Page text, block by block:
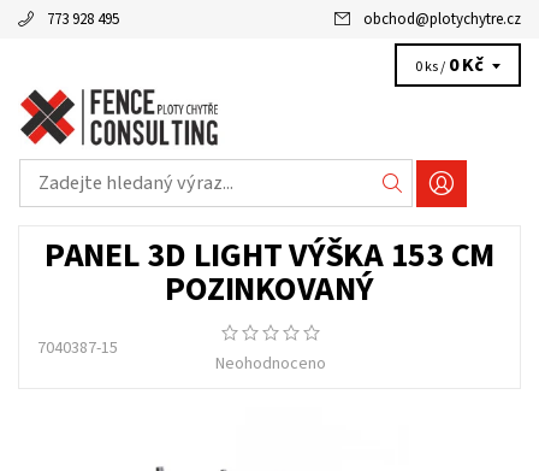
773 928 495 obchod@plotychytre.cz
0 ks / 0 Kč
PANEL 3D LIGHT VÝŠKA 153 CM
POZINKOVANÝ
7040387-15
Neohodnoceno